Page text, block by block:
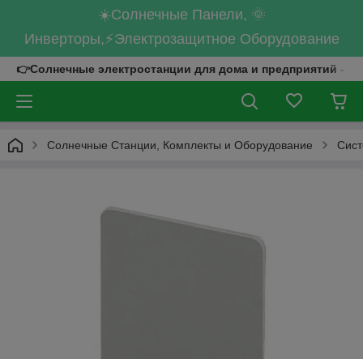
☀️Солнечные Панели, 🌞
Инверторы,⚡Электрозащитное Оборудование
👉Солнечные электростанции для дома и предприятий -
Солнечные Станции, Комплекты и Оборудование